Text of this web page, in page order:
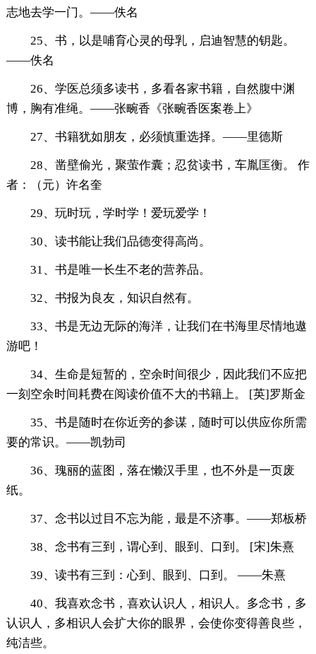
志地去学一门。——佚名
25、书，以是哺育心灵的母乳，启迪智慧的钥匙。
——佚名
26、学医总须多读书，多看各家书籍，自然腹中渊
博，胸有准绳。——张畹香《张畹香医案卷上》
27、书籍犹如朋友，必须慎重选择。——里德斯
28、凿壁偷光，聚萤作囊；忍贫读书，车胤匡衡。 作
者：（元）许名奎
29、玩时玩，学时学！爱玩爱学！
30、读书能让我们品德变得高尚。
31、书是唯一长生不老的营养品。
32、书报为良友，知识自然有。
33、书是无边无际的海洋，让我们在书海里尽情地遨
游吧！
34、生命是短暂的，空余时间很少，因此我们不应把
一刻空余时间耗费在阅读价值不大的书籍上。 [英]罗斯金
35、书是随时在你近旁的参谋，随时可以供应你所需
要的常识。——凯勃司
36、瑰丽的蓝图，落在懒汉手里，也不外是一页废
纸。
37、念书以过目不忘为能，最是不济事。——郑板桥
38、念书有三到，谓心到、眼到、口到。 [宋]朱熹
39、读书有三到：心到、眼到、口到。 ——朱熹
40、我喜欢念书，喜欢认识人，相识人。多念书，多
认识人，多相识人会扩大你的眼界，会使你变得善良些，
纯洁些。